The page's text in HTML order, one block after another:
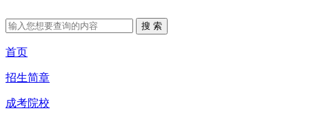
首页
招生简章
成考院校